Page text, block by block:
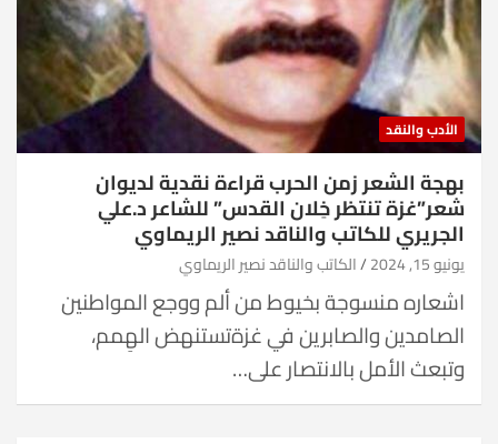
الأدب والنقد
بهجة الشعر زمن الحرب قراءة نقدية لديوان
شعر”غزة تنتظر خِلان القدس” للشاعر د.علي
الجريري للكاتب والناقد نصير الريماوي
يونيو 15, 2024 الكاتب والناقد نصير الريماوي
اشعاره منسوجة بخيوط من ألم ووجع المواطنين
الصامدين والصابرين في غزةتستنهض الهِمم،
وتبعث الأمل بالانتصار على…